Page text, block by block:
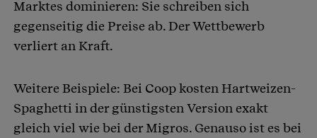
Marktes dominieren: Sie schreiben sich
gegenseitig die Preise ab. Der Wettbewerb
verliert an Kraft.
Weitere Beispiele: Bei Coop kosten Hartweizen-
Spaghetti in der günstigsten Version exakt
gleich viel wie bei der Migros. Genauso ist es bei